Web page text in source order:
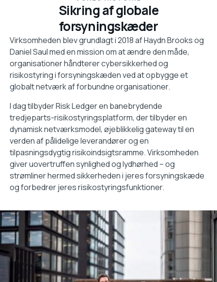
Sikring af globale
forsyningskæder
Virksomheden blev grundlagt i 2018 af Haydn Brooks og
Daniel Saul med en mission om at ændre den måde,
organisationer håndterer cybersikkerhed og
risikostyring i forsyningskæden ved at opbygge et
globalt netværk af forbundne organisationer.
I dag tilbyder Risk Ledger en banebrydende
tredjeparts-risikostyringsplatform, der tilbyder en
dynamisk netværksmodel, øjeblikkelig gateway til en
verden af pålidelige leverandører og en
tilpasningsdygtig risikoindsigtsramme. Virksomheden
giver uovertruffen synlighed og lydhørhed – og
strømliner hermed sikkerheden i jeres forsyningskæde
og forbedrer jeres risikostyringsfunktioner.